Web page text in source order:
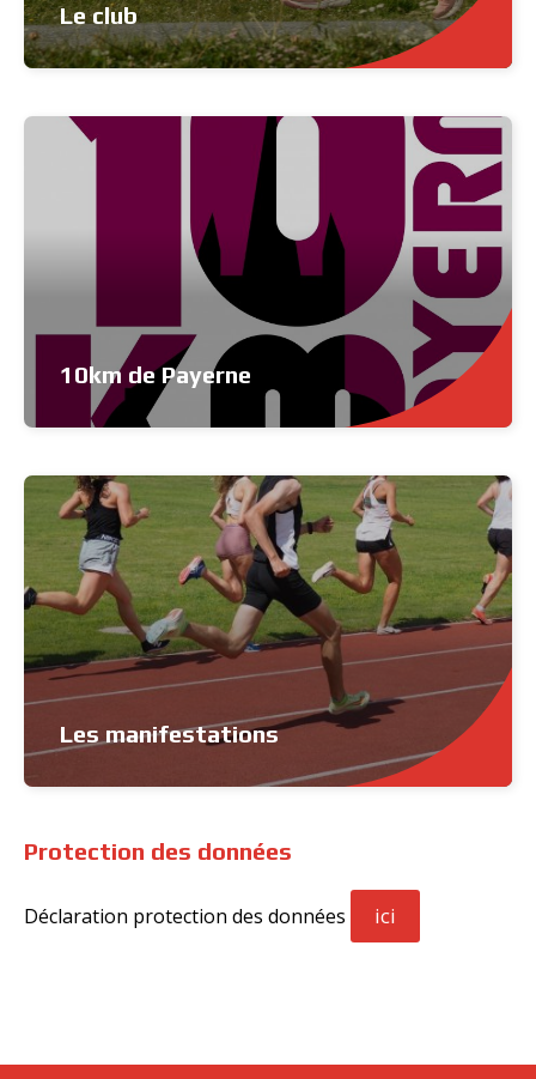
Le club
10km de Payerne
Les manifestations
Protection des données
Déclaration protection des données ici